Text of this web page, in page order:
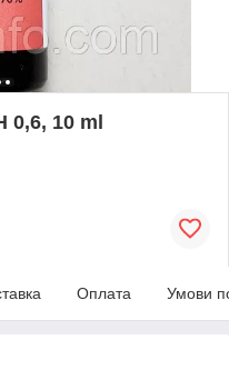
0,6, 10 ml
Оплата Умови